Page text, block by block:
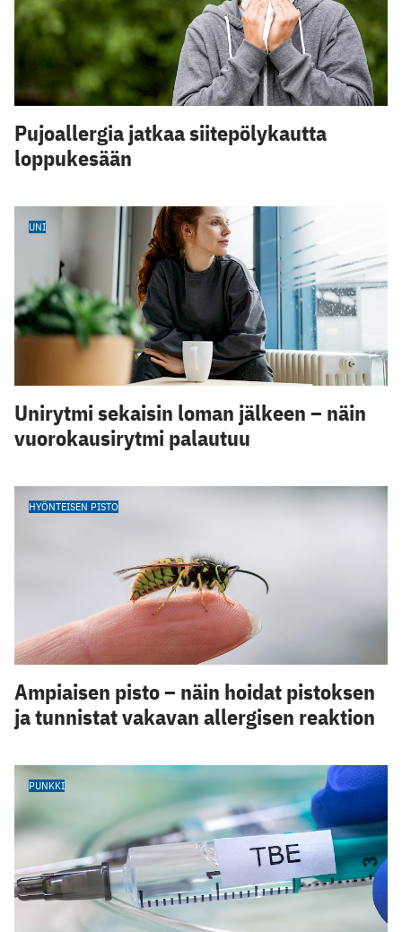
Pujoallergia jatkaa siitepölykautta
loppukesään
UNI
Unirytmi sekaisin loman jälkeen – näin
vuorokausirytmi palautuu
HYÖNTEISEN PISTO
Ampiaisen pisto – näin hoidat pistoksen
ja tunnistat vakavan allergisen reaktion
PUNKKI